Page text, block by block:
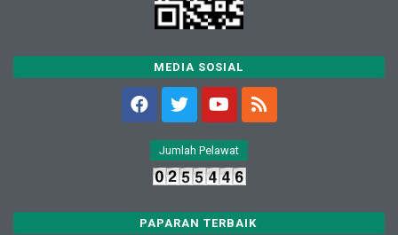
MEDIA SOSIAL
Jumlah Pelawat
PAPARAN TERBAIK